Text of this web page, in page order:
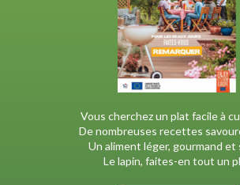
Vous cherchez un plat facile à
De nombreuses recettes
Un aliment léger, gourmand et
Le lapin, faites-en tout un